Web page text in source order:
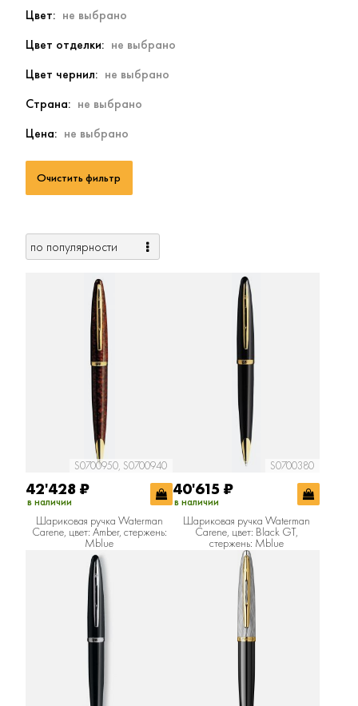
Цвет
Цвет отделки
Цвет чернил
Страна
Цена
Очистить фильтр
S0700950, S0700940
42'428 ₽
в наличии
Шариковая ручка Waterman
Carene, цвет: Amber, стержень:
Mblue
S0700380
40'615 ₽
в наличии
Шариковая ручка Waterman
Carene, цвет: Black GT,
стержень: Mblue